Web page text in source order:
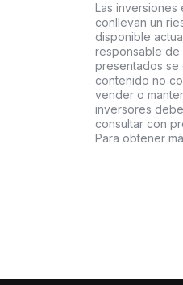
Las inversiones
conllevan un
disponible
responsable de
presentados se
contenido no
vender o
inversores
consultar con
Para obtener